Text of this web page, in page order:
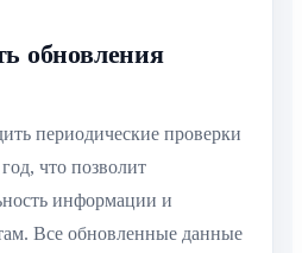
обновления
периодические проверки
что позволит
информации и
Все обновленные данные